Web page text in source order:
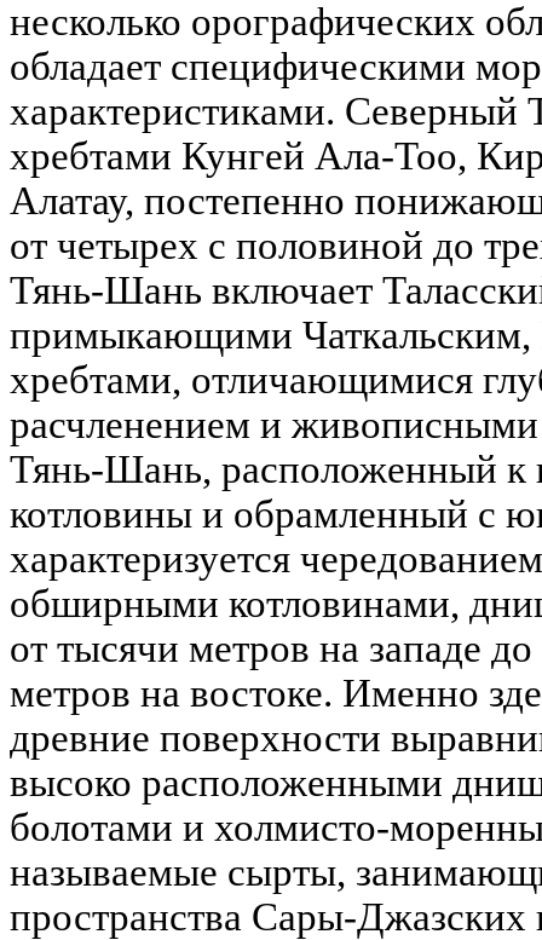
несколько орографических
обладает специфическими
характеристиками. Северный
хребтами Кунгей Ала-Тоо,
Алатау, постепенно
от четырех с половиной до
Тянь-Шань включает
примыкающими
хребтами, отличающимися
расчленением и
Тянь-Шань, расположенный к
котловины и обрамленный с
характеризуется
обширными котловинами,
от тысячи метров на западе
метров на востоке. Именно
древние поверхности
высоко расположенными
болотами и холмисто-
называемые сырты,
пространства Сары-